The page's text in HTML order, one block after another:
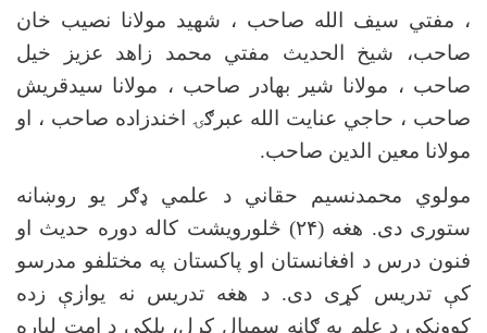
، مفتي سیف الله صاحب ، شهید مولانا نصیب خان
صاحب، شیخ الحدیث مفتي محمد زاهد عزیز خیل
صاحب ، مولانا شیر بهادر صاحب ، مولانا سیدقریش
صاحب ، حاجي عنایت الله عبرګۍ اخندزاده صاحب ، او
مولانا معین الدین صاحب.
مولوي محمدنسیم حقاني د علمي ډګر یو روښانه
ستوری دی. هغه (۲۴) څلورويشت کاله دوره حديث او
فنون درس د افغانستان او پاکستان په مختلفو مدرسو
کې تدریس کړی دی. د هغه تدریس نه یوازې زده
کوونکي د علم په ګاڼه سمبال کړل، بلکې د امت لپاره